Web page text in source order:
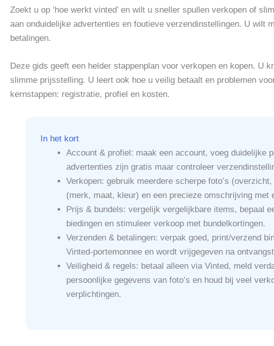
Zoekt u op ‘hoe werkt vinted’ en wilt u sneller spullen verkopen of
aan onduidelijke advertenties en foutieve verzendinstellingen. U wilt
betalingen.
Deze gids geeft een helder stappenplan voor verkopen en kopen. U
slimme prijsstelling. U leert ook hoe u veilig betaalt en problemen
kernstappen: registratie, profiel en kosten.
In het kort
Account & profiel: maak een account, voeg duidelijke
advertenties zijn gratis maar controleer
Verkopen: gebruik meerdere scherpe foto’s
(merk, maat, kleur) en een precieze omschrijving met
Prijs & bundels: vergelijk vergelijkbare items, bepaal
biedingen en stimuleer verkoop met bundelkortingen.
Verzenden & betalingen: verpak goed, print/verzend
Vinted-portemonnee en wordt vrijgegeven na
Veiligheid & regels: betaal alleen via Vinted, meld
persoonlijke gegevens van foto’s en houd bij veel
verplichtingen.